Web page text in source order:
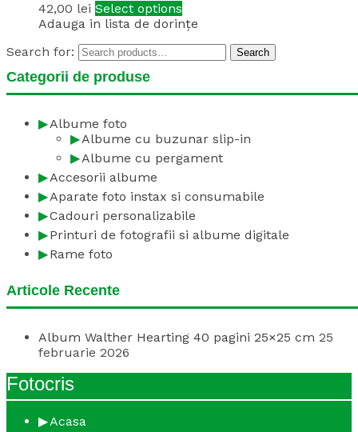
42,00 lei Select options
Adauga in lista de dorințe
Search for:
Search
Categorii de produse
Albume foto
Albume cu buzunar slip-in
Albume cu pergament
Accesorii albume
Aparate foto instax si consumabile
Cadouri personalizabile
Printuri de fotografii si albume digitale
Rame foto
Articole Recente
Album Walther Hearting 40 pagini 25×25 cm 25
februarie 2026
Fotocris
Acasa